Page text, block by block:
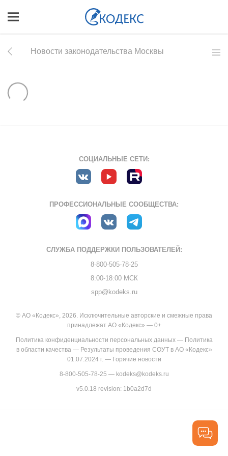
Новости законодательства Москвы
СОЦИАЛЬНЫЕ СЕТИ:
ПРОФЕССИОНАЛЬНЫЕ СООБЩЕСТВА:
СЛУЖБА ПОДДЕРЖКИ ПОЛЬЗОВАТЕЛЕЙ:
8-800-505-78-25
8:00-18:00 МСК
spp@kodeks.ru
© АО «Кодекс», 2026. Исключительные авторские и смежные права
принадлежат АО «Кодекс» — 0+
Политика конфиденциальности персональных данных— Политика
в области качества— Результаты проведения СОУТ в АО «Кодекс»
01.07.2024 г.— Горячие новости
8-800-505-78-25 — kodeks@kodeks.ru
v5.0.18 revision: 1b0a2d7d